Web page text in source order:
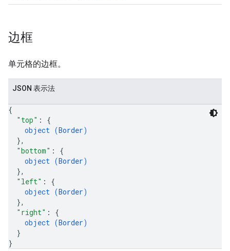
边框
单元格的边框。
JSON 表示法
{
"top" : {
object (Border)
},
"bottom" : {
object (Border)
},
"left" : {
object (Border)
},
"right" : {
object (Border)
}
}